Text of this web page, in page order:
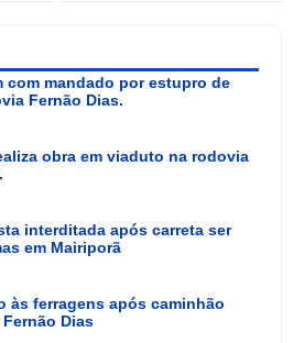
com mandado por estupro de
Fernão Dias.
obra em viaduto na rodovia
interditada após carreta ser
em Mairiporã
às ferragens após caminhão
Dias